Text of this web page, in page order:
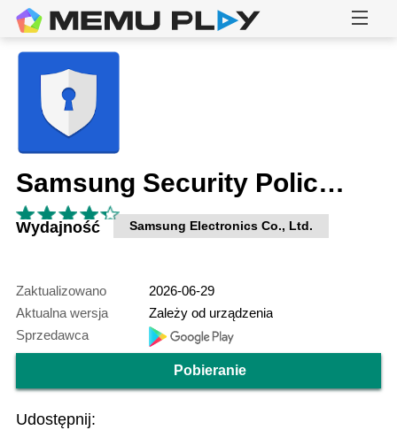
Samsung Security Policy Update
Wydajność Samsung Electronics Co., Ltd.
Zaktualizowano
2026-06-29
Aktualna wersja
Zależy od urządzenia
Sprzedawca
Pobieranie
Udostępnij: